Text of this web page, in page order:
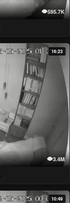
595.7K
16:23
3.4M
10:49